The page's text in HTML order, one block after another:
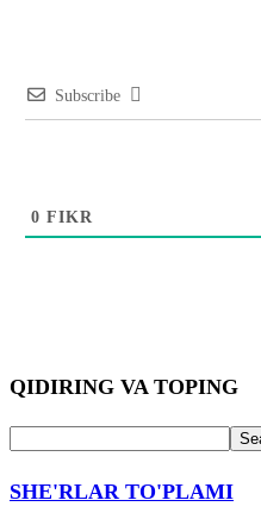
Subscribe
0 FIKR
QIDIRING VA TOPING
SHE'RLAR TO'PLAMI